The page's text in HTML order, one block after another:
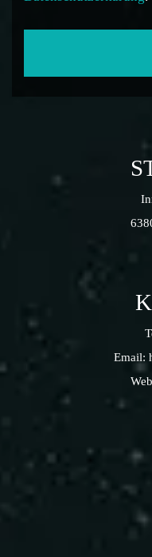
Email: